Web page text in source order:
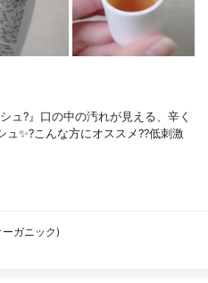
ュ?』口の中の汚れが見える、辛く
✨?こんな方にオススメ??低刺激
ガニック)